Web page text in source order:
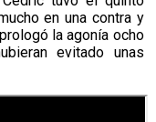
en una contra y
la agonía ocho
evitado unas